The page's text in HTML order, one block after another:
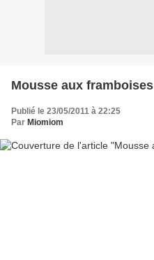
Mousse aux framboises
Publié le 23/05/2011 à 22:25
Par Miomiom